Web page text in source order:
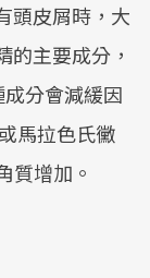
頭皮屑時，大
的主要成分，
分會減緩因
馬拉色氏黴
質增加。